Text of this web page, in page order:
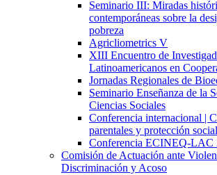
Seminario III: Miradas
contemporáneas sobre la
pobreza
Agricliometrics V
XIII Encuentro de
Latinoamericanos en
Jornadas Regionales de
Seminario Enseñanza de la
Ciencias Sociales
Conferencia internacional |
parentales y protección social
Conferencia ECINEQ-LAC
Comisión de Actuación ante
Discriminación y Acoso